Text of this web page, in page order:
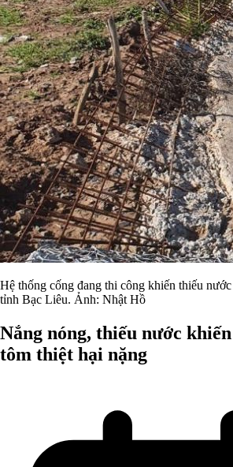
Hệ thống cống đang thi công khiến thiếu
tỉnh Bạc Liêu. Ảnh: Nhật Hồ
Nắng nóng, thiếu nước
tôm thiệt hại nặng